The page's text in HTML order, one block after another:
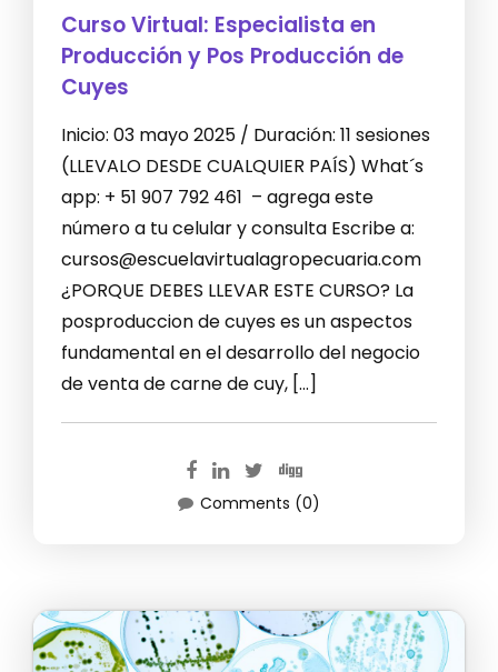
Curso Virtual: Especialista en
Producción y Pos Producción de
Cuyes
Inicio: 03 mayo 2025 / Duración: 11 sesiones
(LLEVALO DESDE CUALQUIER PAÍS) What´s
app: + 51 907 792 461 – agrega este
número a tu celular y consulta Escribe a:
cursos@escuelavirtualagropecuaria.com
¿PORQUE DEBES LLEVAR ESTE CURSO? La
posproduccion de cuyes es un aspectos
fundamental en el desarrollo del negocio
de venta de carne de cuy, […]
Comments (0)